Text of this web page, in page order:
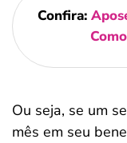
Confira:
Ou seja, se um
mês em seu